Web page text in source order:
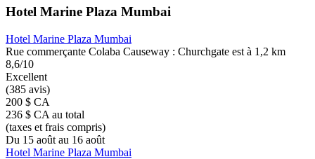
Hotel Marine Plaza Mumbai
Hotel Marine Plaza Mumbai
Rue commerçante Colaba Causeway : Churchgate est à 1,2 km
8,6/10
Excellent
(385 avis)
200 $ CA
236 $ CA au total
(taxes et frais compris)
Du 15 août au 16 août
Hotel Marine Plaza Mumbai